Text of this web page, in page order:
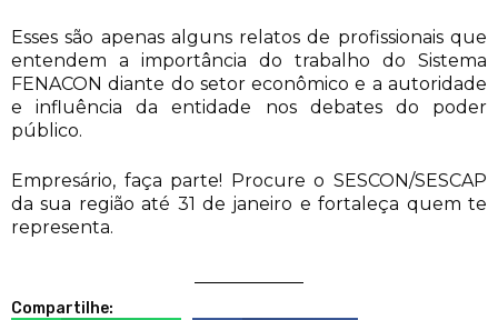
Esses são apenas alguns relatos de profissionais que
entendem a importância do trabalho do Sistema
FENACON diante do setor econômico e a autoridade
e influência da entidade nos debates do poder
público.
Empresário, faça parte! Procure o SESCON/SESCAP
da sua região até 31 de janeiro e fortaleça quem te
representa.
Compartilhe: